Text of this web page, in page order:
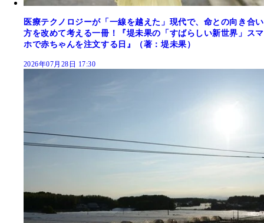
医療テクノロジーが「一線を越えた」現代で、命との向き合い
方を改めて考える一冊！『堤未果の「すばらしい新世界」スマ
ホで赤ちゃんを注文する日』（著：堤未果）
2026年07月28日 17:30